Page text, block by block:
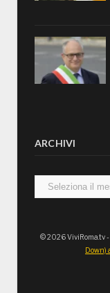
ARCHIVI
Archivi
© 2026 ViviRoma.tv -
Down)